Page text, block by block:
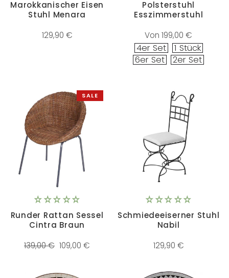
Marokkanischer Eisen
Stuhl Menara
129,90 €
Polsterstuhl
Esszimmerstuhl
Von 199,00 €
4er Set
1 Stück
6er Set
2er Set
SALE
Runder Rattan Sessel
Cintra Braun
Normaler
139,00 € Sonderpreis
109,00 €
Schmiedeeiserner Stuhl
Nabil
129,90 €